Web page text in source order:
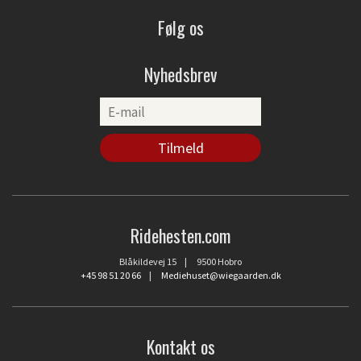
Følg os
Nyhedsbrev
Ridehesten.com
Blåkildevej 15 | 9500 Hobro
+45 98 51 20 66| Mediehuset@wiegaarden.dk
Kontakt os